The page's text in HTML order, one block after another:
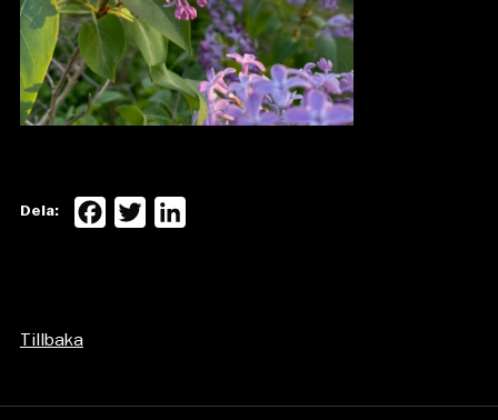
Dela: Facebook
Twitter
Tillbaka